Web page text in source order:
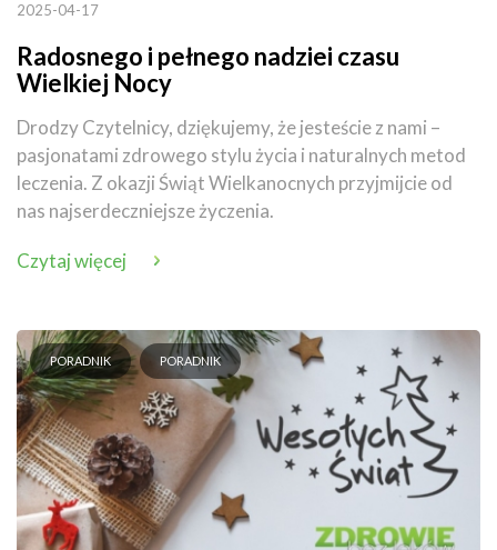
2025-04-17
Radosnego i pełnego nadziei czasu
Wielkiej Nocy
Drodzy Czytelnicy, dziękujemy, że jesteście z nami –
pasjonatami zdrowego stylu życia i naturalnych metod
leczenia. Z okazji Świąt Wielkanocnych przyjmijcie od
nas najserdeczniejsze życzenia.
Czytaj więcej
PORADNIK PORADNIK